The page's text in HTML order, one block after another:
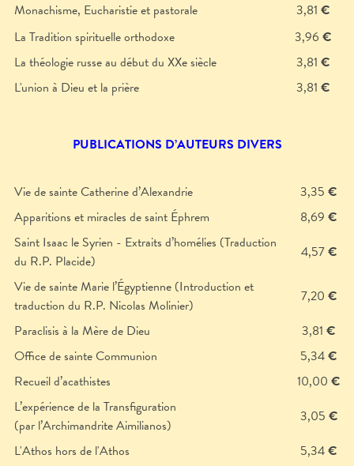
Monachisme, Eucharistie et pastorale
3,81 €
La Tradition spirituelle orthodoxe
3,96 €
La théologie russe au début du XXe siècle
3,81 €
L'union à Dieu et la prière
3,81 €
PUBLICATIONS D’AUTEURS DIVERS
Vie de sainte Catherine d’Alexandrie 3,35 €
Apparitions et miracles de saint Éphrem
8,69 €
Saint Isaac le Syrien - Extraits d’homélies (Traduction
du R.P. Placide)
4,57€
Vie de sainte Marie l’Égyptienne (Introduction et
traduction du R.P. Nicolas Molinier)
7,20 €
Paraclisis à la Mère de Dieu
3,81 €
Office de sainte Communion
5,34€
Recueil d’acathistes
10,00 €
L’expérience de la Transfiguration
(par l’Archimandrite Aimilianos)
3,05 €
L'Athos hors de l'Athos
5,34€